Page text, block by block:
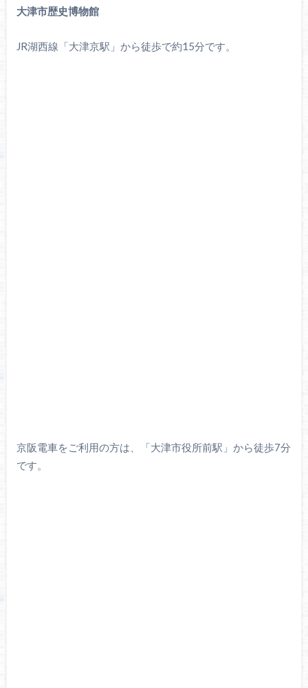
大津市歴史博物館
JR湖西線「大津京駅」から徒歩で約15分です。
京阪電車をご利用の方は、「大津市役所前駅」から徒歩7分
です。